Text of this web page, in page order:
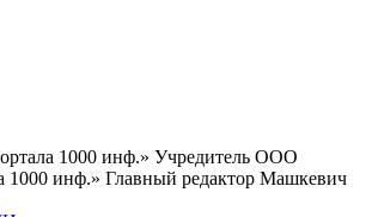
1000 инф.» Учредитель ООО
1000 инф.» Главный редактор Машкевич